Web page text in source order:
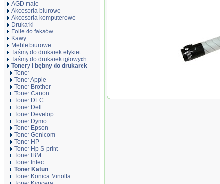
AGD małe
Akcesoria biurowe
Akcesoria komputerowe
Drukarki
Folie do faksów
Kawy
Meble biurowe
Taśmy do drukarek etykiet
Taśmy do drukarek igłowych
Tonery i bębny do drukarek
Toner
Toner Apple
Toner Brother
Toner Canon
Toner DEC
Toner Dell
Toner Develop
Toner Dymo
Toner Epson
Toner Genicom
Toner HP
Toner Hp S-print
Toner IBM
Toner Intec
Toner Katun
Toner Konica Minolta
bizhub C454 |